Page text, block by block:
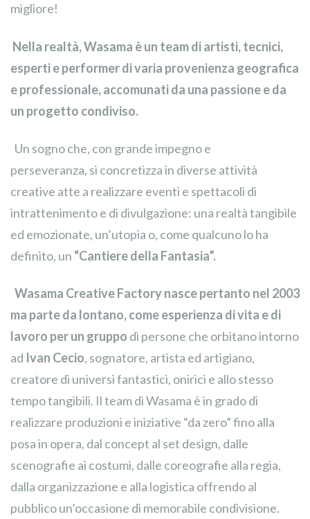
migliore!
Nella realtà, Wasama è un team di artisti, tecnici,
esperti e performer di varia provenienza geografica
e professionale, accomunati da una passione e da
un progetto condiviso.
Un sogno che, con grande impegno e
perseveranza, si concretizza in diverse attività
creative atte a realizzare eventi e spettacoli di
intrattenimento e di divulgazione: una realtà tangibile
ed emozionate, un’utopia o, come qualcuno lo ha
definito, un “Cantiere della Fantasia”.
Wasama Creative Factorynasce pertanto nel 2003
ma parte da lontano, come esperienza di vita e di
lavoro per un gruppo di persone che orbitano intorno
ad Ivan Cecio, sognatore, artista ed artigiano,
creatore di universi fantastici, onirici e allo stesso
tempo tangibili. Il team di Wasama è in grado di
realizzare produzioni e iniziative “da zero” fino alla
posa in opera, dal concept al set design, dalle
scenografie ai costumi, dalle coreografie alla regia,
dalla organizzazione e alla logistica offrendo al
pubblico un’occasione di memorabile condivisione.